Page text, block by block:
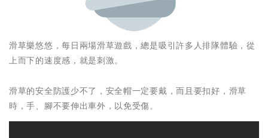
滑草樂悠悠，每日兩場滑草遊戲，總是吸引許多人排隊體驗，從
上而下的速度感，就是刺激。
滑草的安全防護少不了，安全帽一定要戴，而且要扣好，滑草
時，手、腳不要伸出車外，以免受傷。